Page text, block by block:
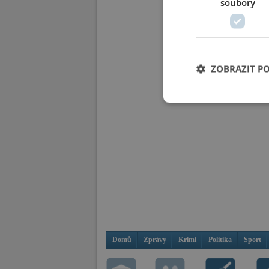
Domů Zprávy Krimi Politika Sport
ZOBRAZIT